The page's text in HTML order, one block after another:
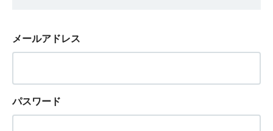
メールアドレス
パスワード